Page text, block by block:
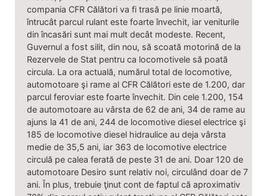
compania CFR Călători va fi trasă pe linie moartă,
întrucât parcul rulant este foarte învechit, iar veniturile
din încasări sunt mai mult decât modeste. Recent,
Guvernul a fost silit, din nou, să scoată motorină de la
Rezervele de Stat pentru ca locomotivele să poată
circula. La ora actuală, numărul total de locomotive,
automotoare şi rame al CFR Călători este de 1.200, dar
parcul feroviar este foarte învechit. Din cele 1.200, 154
de automotoare au vârsta de 62 de ani, 34 de rame au
ajuns la 41 de ani, 244 de locomotive diesel electrice şi
185 de locomotive diesel hidraulice au deja vârsta
medie de 35,5 ani, iar 363 de locomotive electrice
circulă pe calea ferată de peste 31 de ani. Doar 120 de
automotoare Desiro sunt relativ noi, circulând doar de 7
ani. În plus, trebuie ţinut cont de faptul că aproximativ